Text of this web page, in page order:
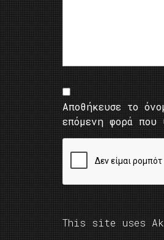
Αποθήκευσε το
επόμενη φορά που
This site uses